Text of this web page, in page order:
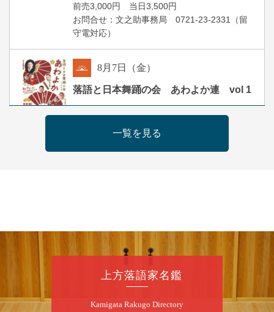
前売3,000円 当日3,500円
お問合せ：文之助事務局 0721-23-2331（留
守電対応）
8月 7日（金）
落語と日本舞踊の会 あわよか連 vol 1
開演：午前10時（9時30分開場）
前売2,500円 当日3,000円
桂二豆／露の瑞／桂きん太郎／いわみせいじ
（似顔絵）／笑福亭笑利／桂文太～仲入～露
★菟道亭 配信あり
一覧を見る
上方落語家名鑑
Kamigata Rakugo Directory